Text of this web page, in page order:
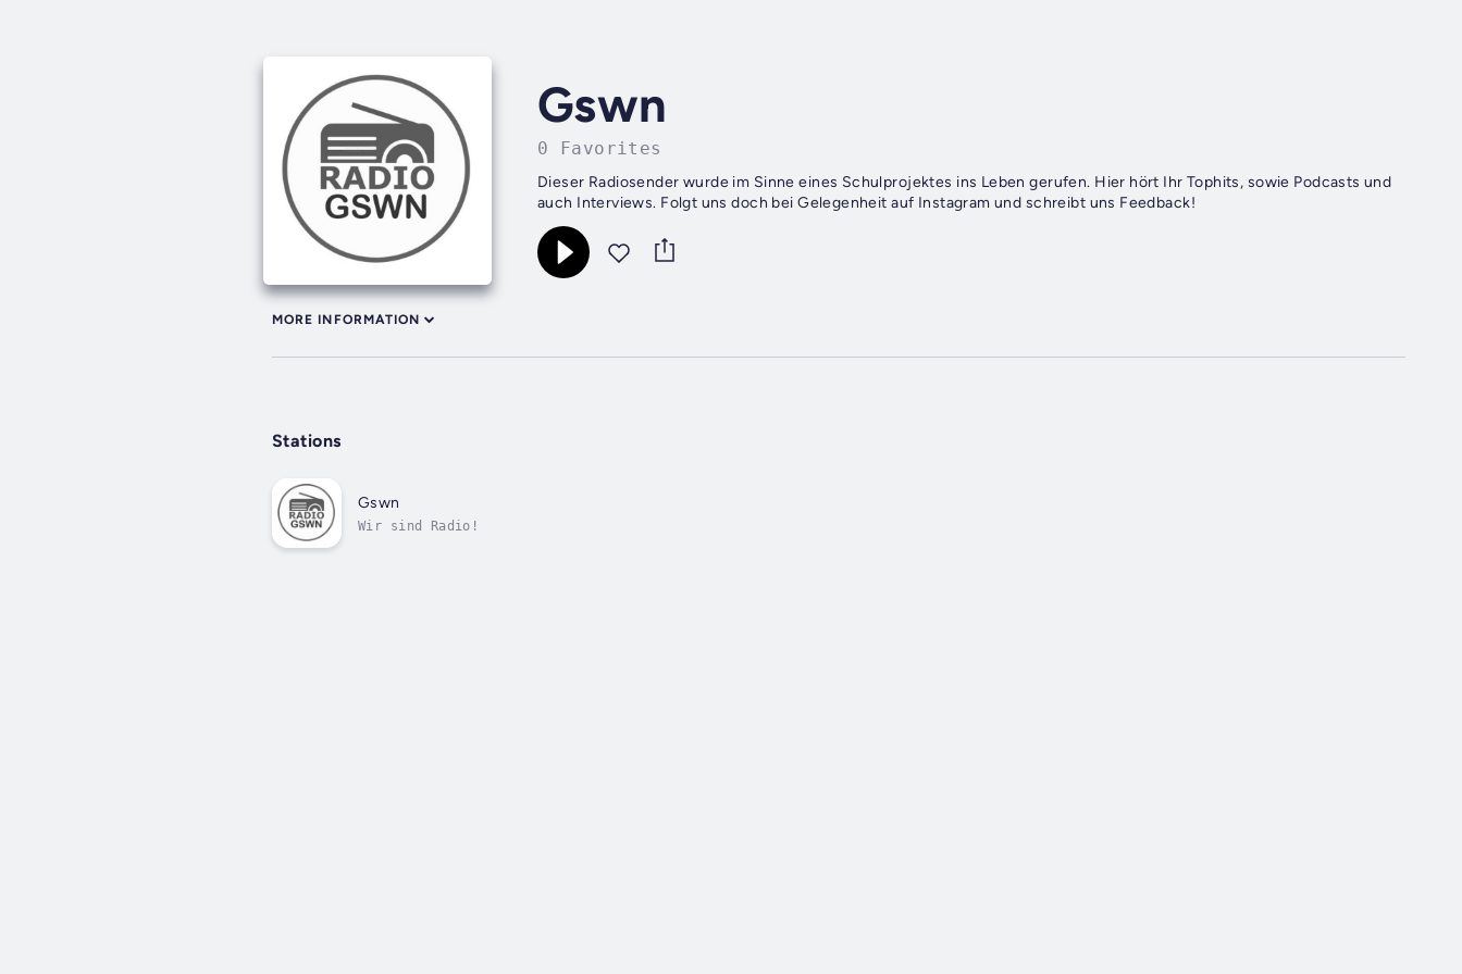
Gswn
0 Favorites
Dieser Radiosender wurde im Sinne eines Schulprojektes ins Leben gerufen. Hier hört Ihr Tophits, sowie Podcasts und
auch Interviews. Folgt uns doch bei Gelegenheit auf Instagram und schreibt uns Feedback!
MORE INFORMATION
Stations
Gswn
Wir sind Radio!